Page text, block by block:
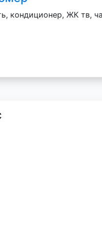
кондиционер, ЖК тв,